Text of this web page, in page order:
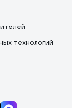
технологий